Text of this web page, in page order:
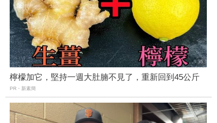
檸檬加它，堅持一週大肚腩不見了，重新回到45公斤
PR・新素簡